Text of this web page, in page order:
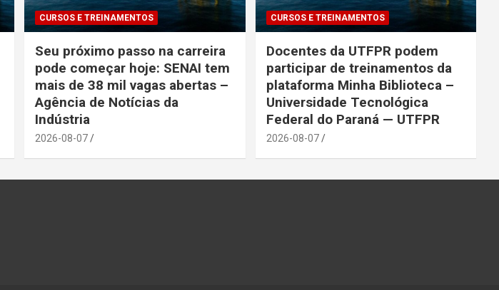
CURSOS E TREINAMENTOS
Seu próximo passo na carreira
pode começar hoje: SENAI tem
mais de 38 mil vagas abertas –
Agência de Notícias da
Indústria
2026-08-07
CURSOS E TREINAMENTOS
Docentes da UTFPR podem
participar de treinamentos da
plataforma Minha Biblioteca –
Universidade Tecnológica
Federal do Paraná — UTFPR
2026-08-07